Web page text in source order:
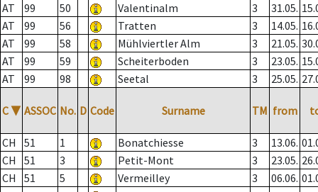
AT
99 50 Valentinalm 3 31.05.
AT
99 56 Tratten 3 14.05.
AT
99 58 Mühlviertler Alm 3 21.05.
AT
99 59 Scheiterboden 3 23.05.
AT
99 98 Seetal 3 25.05.
C ▼ ASSOC No. D Code Surname TM from
CH 51 1 Bonatchiesse 3 13.06.
CH
51 3 Petit-Mont 3 23.05.
CH
51 5 Vermeilley 3 06.06.